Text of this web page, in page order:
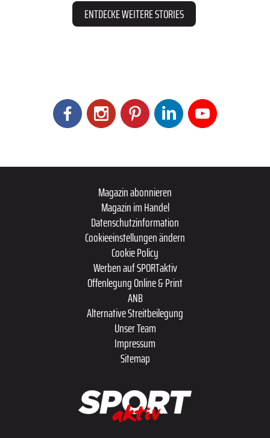
ENTDECKE WEITERE STORIES
Magazin abonnieren
Magazin im Handel
Datenschutzinformation
Cookieeinstellungen ändern
Cookie Policy
Werben auf SPORTaktiv
Offenlegung Online & Print
ANB
Alternative Streitbeilegung
Unser Team
Impressum
Sitemap